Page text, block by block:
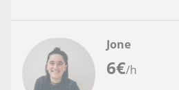
6€/h
Jone